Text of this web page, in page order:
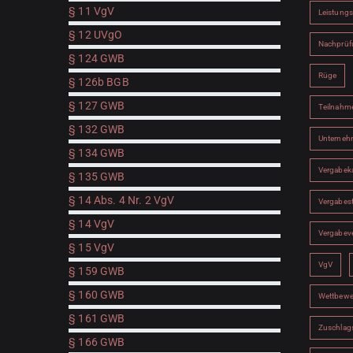
§ 11 VgV
§ 12 UVgO
§ 124 GWB
§ 126b BGB
§ 127 GWB
§ 132 GWB
§ 134 GWB
§ 135 GWB
§ 14 Abs. 4 Nr. 2 VgV
§ 14 VgV
§ 15 VgV
§ 159 GWB
§ 160 GWB
§ 161 GWB
§ 166 GWB
Rüge
VgV